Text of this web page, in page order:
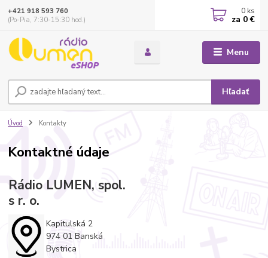
Menu
Hľadať
+421 918 593 760
(Po-Pia, 7:30-15:30 hod.)
0 ks
za 0 €
Úvod Kontakty
Kontaktné údaje
Rádio LUMEN, spol.
s r. o.
Kapitulská 2
974 01 Banská
Bystrica